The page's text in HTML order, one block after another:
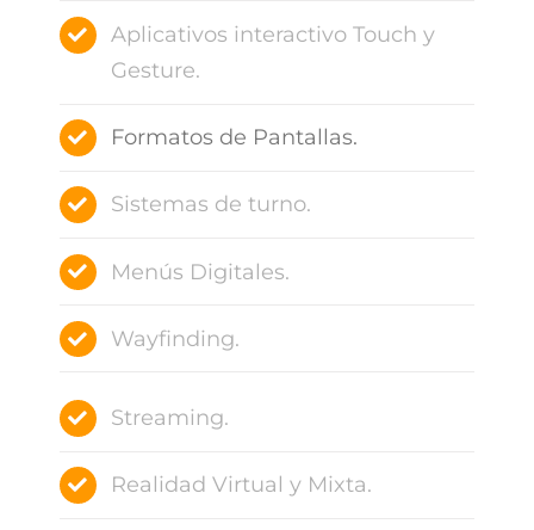
Aplicativos interactivo Touch y
Gesture.
Formatos de Pantallas.
Sistemas de turno.
Menús Digitales.
Wayfinding.
Streaming.
Realidad Virtual y Mixta.